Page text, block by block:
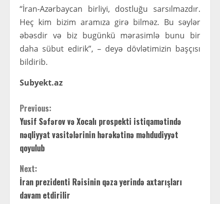
“İran-Azərbaycan birliyi, dostluğu sarsılmazdır.
Heç kim bizim aramıza girə bilməz. Bu səylər
əbəsdir və biz bugünkü mərasimlə bunu bir
daha sübut edirik”, – deyə dövlətimizin başçısı
bildirib.
Subyekt.az
C
o
n
t
i
Previous:
Yusif Səfərov və Xocalı prospekti istiqamətində
nəqliyyat vasitələrinin hərəkətinə məhdudiyyət
qoyulub
Next:
İran prezidenti Rəisinin qəza yerində axtarışları
davam etdirilir